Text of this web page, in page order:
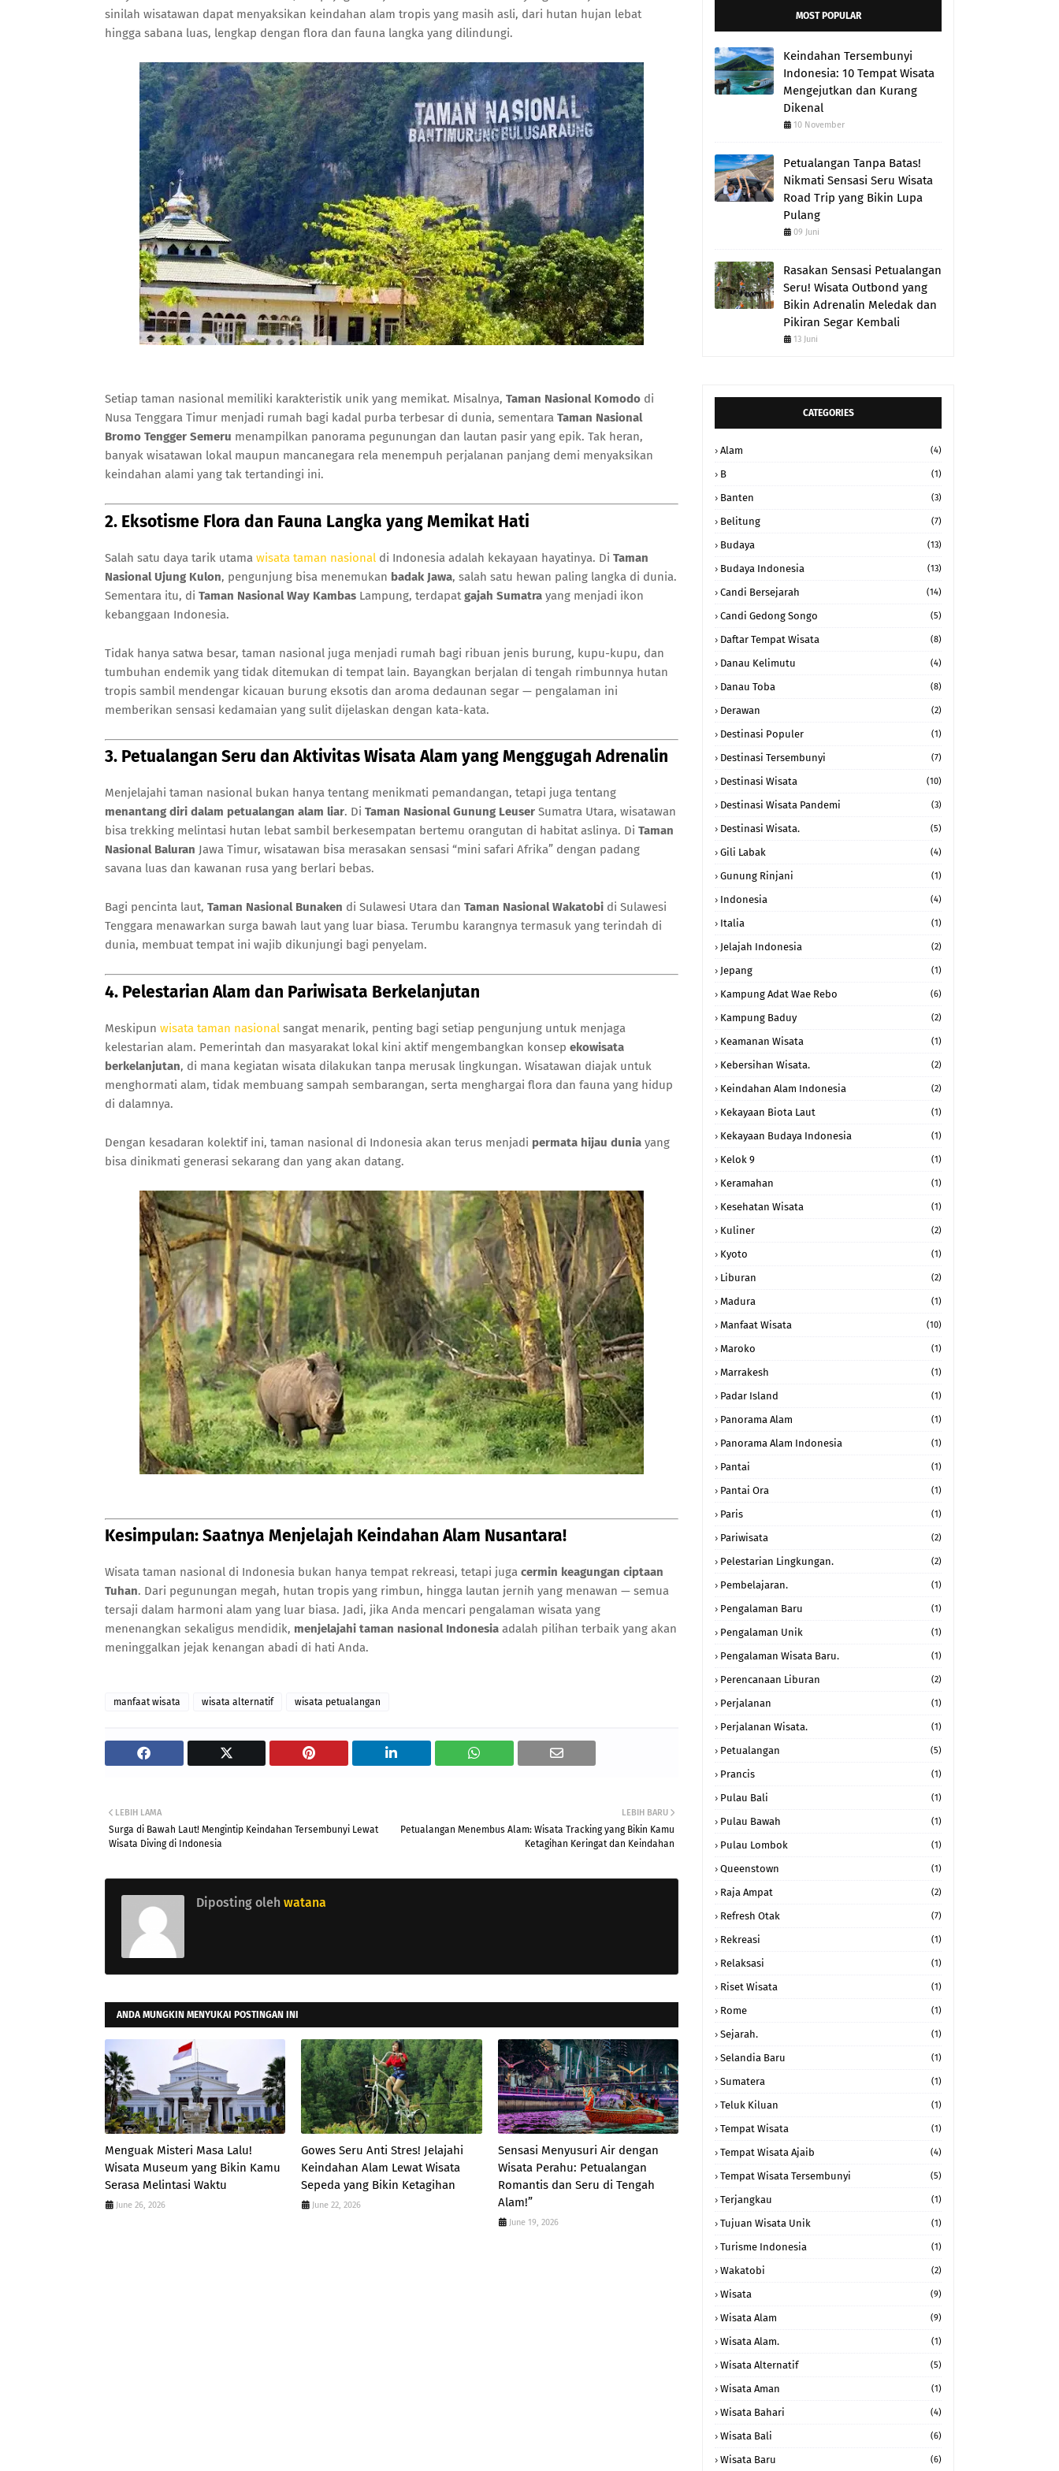
sinilah wisatawan dapat menyaksikan keindahan alam tropis yang masih asli, dari hutan hujan lebat
hingga sabana luas, lengkap dengan flora dan fauna langka yang dilindungi.
Setiap taman nasional memiliki karakteristik unik yang memikat. Misalnya, Taman Nasional Komodo di
Nusa Tenggara Timur menjadi rumah bagi kadal purba terbesar di dunia, sementara Taman Nasional
Bromo Tengger Semeru menampilkan panorama pegunungan dan lautan pasir yang epik. Tak heran,
banyak wisatawan lokal maupun mancanegara rela menempuh perjalanan panjang demi menyaksikan
keindahan alami yang tak tertandingi ini.
2. Eksotisme Flora dan Fauna Langka yang Memikat Hati
Salah satu daya tarik utama wisata taman nasional di Indonesia adalah kekayaan hayatinya. Di Taman
Nasional Ujung Kulon, pengunjung bisa menemukan badak Jawa, salah satu hewan paling langka di dunia.
Sementara itu, di Taman Nasional Way Kambas Lampung, terdapat gajah Sumatra yang menjadi ikon
kebanggaan Indonesia.
Tidak hanya satwa besar, taman nasional juga menjadi rumah bagi ribuan jenis burung, kupu-kupu, dan
tumbuhan endemik yang tidak ditemukan di tempat lain. Bayangkan berjalan di tengah rimbunnya hutan
tropis sambil mendengar kicauan burung eksotis dan aroma dedaunan segar — pengalaman ini
memberikan sensasi kedamaian yang sulit dijelaskan dengan kata-kata.
3. Petualangan Seru dan Aktivitas Wisata Alam yang Menggugah Adrenalin
Menjelajahi taman nasional bukan hanya tentang menikmati pemandangan, tetapi juga tentang
menantang diri dalam petualangan alam liar. Di Taman Nasional Gunung Leuser Sumatra Utara, wisatawan
bisa trekking melintasi hutan lebat sambil berkesempatan bertemu orangutan di habitat aslinya. Di Taman
Nasional Baluran Jawa Timur, wisatawan bisa merasakan sensasi “mini safari Afrika” dengan padang
savana luas dan kawanan rusa yang berlari bebas.
Bagi pencinta laut, Taman Nasional Bunaken di Sulawesi Utara dan Taman Nasional Wakatobi di Sulawesi
Tenggara menawarkan surga bawah laut yang luar biasa. Terumbu karangnya termasuk yang terindah di
dunia, membuat tempat ini wajib dikunjungi bagi penyelam.
4. Pelestarian Alam dan Pariwisata Berkelanjutan
Meskipun wisata taman nasional sangat menarik, penting bagi setiap pengunjung untuk menjaga
kelestarian alam. Pemerintah dan masyarakat lokal kini aktif mengembangkan konsep ekowisata
berkelanjutan, di mana kegiatan wisata dilakukan tanpa merusak lingkungan. Wisatawan diajak untuk
menghormati alam, tidak membuang sampah sembarangan, serta menghargai flora dan fauna yang hidup
di dalamnya.
Dengan kesadaran kolektif ini, taman nasional di Indonesia akan terus menjadi permata hijau dunia yang
bisa dinikmati generasi sekarang dan yang akan datang.
Kesimpulan: Saatnya Menjelajah Keindahan Alam Nusantara!
Wisata taman nasional di Indonesia bukan hanya tempat rekreasi, tetapi juga cermin keagungan ciptaan
Tuhan. Dari pegunungan megah, hutan tropis yang rimbun, hingga lautan jernih yang menawan — semua
tersaji dalam harmoni alam yang luar biasa. Jadi, jika Anda mencari pengalaman wisata yang
menenangkan sekaligus mendidik, menjelajahi taman nasional Indonesia adalah pilihan terbaik yang akan
meninggalkan jejak kenangan abadi di hati Anda.
manfaat wisata wisata alternatif wisata petualangan
LEBIH BARU
Petualangan Menembus Alam: Wisata Tracking yang Bikin Kamu
Ketagihan Keringat dan Keindahan
LEBIH LAMA
Surga di Bawah Laut! Mengintip Keindahan Tersembunyi Lewat
Wisata Diving di Indonesia
Diposting oleh watana
ANDA MUNGKIN MENYUKAI POSTINGAN INI
Menguak Misteri Masa Lalu!
Wisata Museum yang Bikin Kamu
Serasa Melintasi Waktu
June 26, 2026
Gowes Seru Anti Stres! Jelajahi
Keindahan Alam Lewat Wisata
Sepeda yang Bikin Ketagihan
June 22, 2026
Sensasi Menyusuri Air dengan
Wisata Perahu: Petualangan
Romantis dan Seru di Tengah
Alam!”
June 19, 2026
MOST POPULAR
Keindahan Tersembunyi
Indonesia: 10 Tempat Wisata
Mengejutkan dan Kurang
Dikenal
10 November
Petualangan Tanpa Batas!
Nikmati Sensasi Seru Wisata
Road Trip yang Bikin Lupa
Pulang
09 Juni
Rasakan Sensasi Petualangan
Seru! Wisata Outbond yang
Bikin Adrenalin Meledak dan
Pikiran Segar Kembali
13 Juni
CATEGORIES
Alam (4)
B (1)
Banten (3)
Belitung (7)
Budaya (13)
Budaya Indonesia (13)
Candi Bersejarah (14)
Candi Gedong Songo (5)
Daftar Tempat Wisata (8)
Danau Kelimutu (4)
Danau Toba (8)
Derawan (2)
Destinasi Populer (1)
Destinasi Tersembunyi (7)
Destinasi Wisata (10)
Destinasi Wisata Pandemi (3)
Destinasi Wisata. (5)
Gili Labak (4)
Gunung Rinjani (1)
Indonesia (4)
Italia (1)
Jelajah Indonesia (2)
Jepang (1)
Kampung Adat Wae Rebo (6)
Kampung Baduy (2)
Keamanan Wisata (1)
Kebersihan Wisata. (2)
Keindahan Alam Indonesia (2)
Kekayaan Biota Laut (1)
Kekayaan Budaya Indonesia (1)
Kelok 9 (1)
Keramahan (1)
Kesehatan Wisata (1)
Kuliner (2)
Kyoto (1)
Liburan (2)
Madura (1)
Manfaat Wisata (10)
Maroko (1)
Marrakesh (1)
Padar Island (1)
Panorama Alam (1)
Panorama Alam Indonesia (1)
Pantai (1)
Pantai Ora (1)
Paris (1)
Pariwisata (2)
Pelestarian Lingkungan. (2)
Pembelajaran. (1)
Pengalaman Baru (1)
Pengalaman Unik (1)
Pengalaman Wisata Baru. (1)
Perencanaan Liburan (2)
Perjalanan (1)
Perjalanan Wisata. (1)
Petualangan (5)
Prancis (1)
Pulau Bali (1)
Pulau Bawah (1)
Pulau Lombok (1)
Queenstown (1)
Raja Ampat (2)
Refresh Otak (7)
Rekreasi (1)
Relaksasi (1)
Riset Wisata (1)
Rome (1)
Sejarah. (1)
Selandia Baru (1)
Sumatera (1)
Teluk Kiluan (1)
Tempat Wisata (1)
Tempat Wisata Ajaib (4)
Tempat Wisata Tersembunyi (5)
Terjangkau (1)
Tujuan Wisata Unik (1)
Turisme Indonesia (1)
Wakatobi (2)
Wisata (9)
Wisata Alam (9)
Wisata Alam. (1)
Wisata Alternatif (5)
Wisata Aman (1)
Wisata Bahari (4)
Wisata Bali (6)
Wisata Baru (6)